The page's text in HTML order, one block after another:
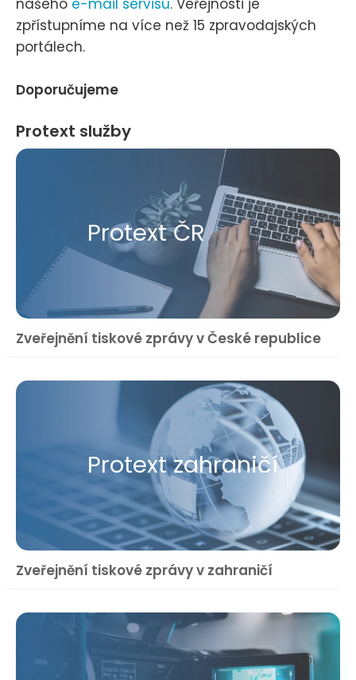
zpřístupníme na více než 15 zpravodajských
portálech.
Doporučujeme
Protext služby
Protext ČR
Zveřejnění tiskové zprávy v České republice
Protext zahraničí
Zveřejnění tiskové zprávy v zahraničí